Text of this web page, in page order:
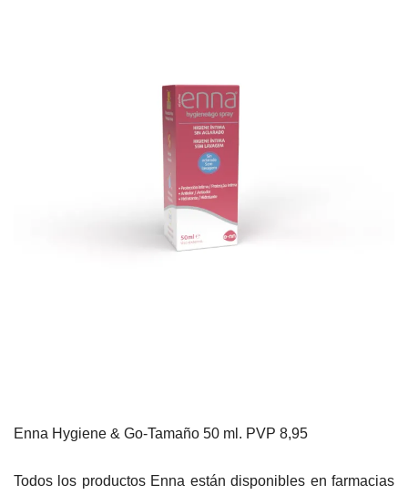
Enna Hygiene & Go-Tamaño 50 ml. PVP 8,95
Todos los productos Enna están disponibles en farmacias